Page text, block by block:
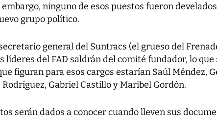
ninguno de esos puestos fueron
grupo político.
general del Suntracs (el grueso del
líderes del FAD saldrán del comité fundador, lo
figuran para esos cargos estarían Saúl Méndez,
Gabriel Castillo y Maribel Gordón.
serán dados a conocer cuando lleven sus